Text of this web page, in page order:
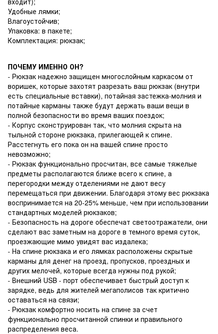
Удобные лямки;
Влагоустойчив;
Упаковка: в пакете;
Комплектация: рюкзак;
ПОЧЕМУ ИМЕННО ОН?
- Рюкзак надежно защищен многослойным каркасом от
воришек, которые захотят разрезать ваш рюкзак (внутри
есть специальные вставки), потайная застежка-молния и
потайные карманы также будут держать ваши вещи в
полной безопасности во время ваших поездок;
- Корпус сконструирован так, что молния скрыта на
тыльной стороне рюкзака, прилегающей к спине.
Расстегнуть его пока он на вашей спине просто
невозможно;
- Рюкзак функционально просчитан, все самые тяжелые
предметы располагаются ближе всего к спине, а
перегородки между отделениями не дают весу
перемещаться при движении. Благодаря этому вес рюкзака
воспринимается на 20-25% меньше, чем при использовании
стандартных моделей рюкзаков;
- Безопасность на дороге обеспечат светоотражатели, они
сделают вас заметным на дороге в темного время суток,
проезжающие мимо увидят вас издалека;
- На спине рюкзака и его лямках расположены скрытые
карманы для денег на проезд, пропусков, проездных и
других мелочей, которые всегда нужны под рукой;
- Внешний USB - порт обеспечивает быстрый доступ к
зарядке, ведь для жителей мегаполисов так критично
оставаться на связи;
- Рюкзак комфортно носить на спине за счет
функционально просчитанной спинки и правильного
распределения веса.